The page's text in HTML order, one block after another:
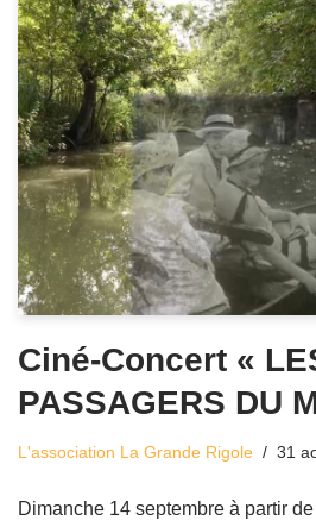
Ciné-Concert «
PASSAGERS DU
L'association La Grande Rigole 31
Dimanche 14 septembre à partir